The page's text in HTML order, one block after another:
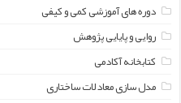
دوره های آموزشی کمی و کیفی
روایی و پایایی پژوهش
کتابخانه آکادمی
مدل سازی معادلات ساختاری